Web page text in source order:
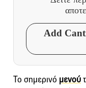
Add
Το σημερινό μενού